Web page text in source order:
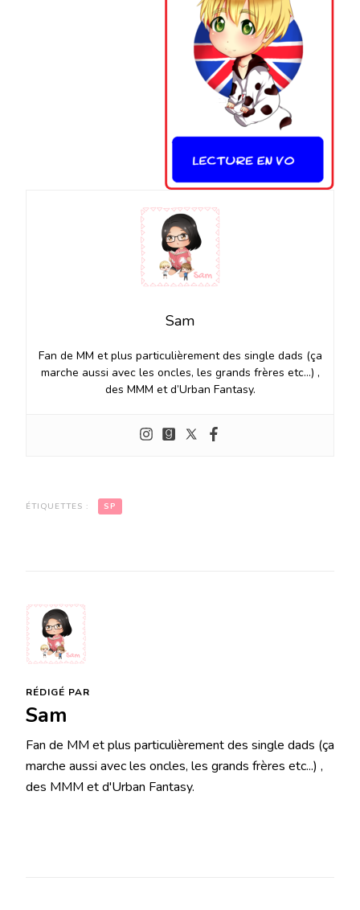
Sam
Fan de MM et plus particulièrement des single dads (ça
marche aussi avec les oncles, les grands frères etc…) ,
des MMM et d’Urban Fantasy.
ÉTIQUETTES : SP
RÉDIGÉ PAR
Sam
Fan de MM et plus particulièrement des single dads (ça
marche aussi avec les oncles, les grands frères etc...) ,
des MMM et d'Urban Fantasy.